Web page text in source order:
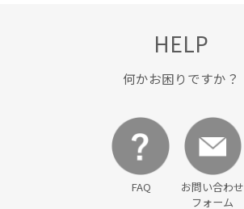
HELP
何かお困りですか？
FAQ
お問い合わせ
フォーム